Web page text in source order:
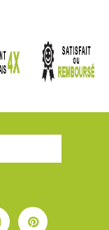
InstagramPinterest